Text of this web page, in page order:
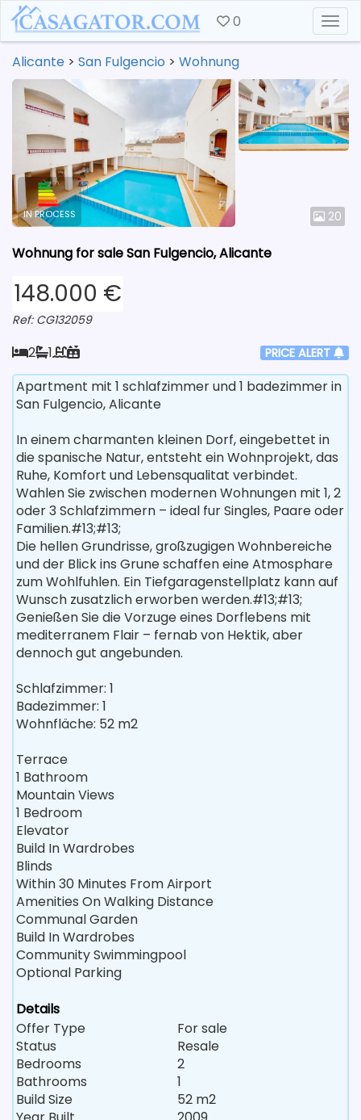
0
Alicante > San Fulgencio > Wohnung
20
IN PROCESS
Wohnung for sale San Fulgencio, Alicante
148.000 €
Ref: CG132059
2 1 PRICE ALERT
Apartment mit 1 schlafzimmer und 1 badezimmer in
San Fulgencio, Alicante
In einem charmanten kleinen Dorf, eingebettet in
die spanische Natur, entsteht ein Wohnprojekt, das
Ruhe, Komfort und Lebensqualitat verbindet.
Wahlen Sie zwischen modernen Wohnungen mit 1, 2
oder 3 Schlafzimmern – ideal fur Singles, Paare oder
Familien.#13;#13;
Die hellen Grundrisse, großzugigen Wohnbereiche
und der Blick ins Grune schaffen eine Atmosphare
zum Wohlfuhlen. Ein Tiefgaragenstellplatz kann auf
Wunsch zusatzlich erworben werden.#13;#13;
Genießen Sie die Vorzuge eines Dorflebens mit
mediterranem Flair – fernab von Hektik, aber
dennoch gut angebunden.
Schlafzimmer: 1
Badezimmer: 1
Wohnfläche: 52 m2
Terrace
1 Bathroom
Mountain Views
1 Bedroom
Elevator
Build In Wardrobes
Blinds
Within 30 Minutes From Airport
Amenities On Walking Distance
Communal Garden
Build In Wardrobes
Community Swimmingpool
Optional Parking
Details
Offer Type
For sale
Status
Resale
Bedrooms
2
Bathrooms
1
Build Size
52 m2